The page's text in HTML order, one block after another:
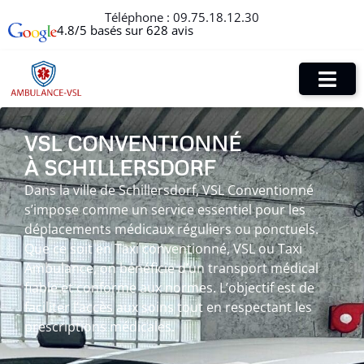
Téléphone : 09.75.18.12.30
4.8/5 basés sur 628 avis
VSL CONVENTIONNÉ
À SCHILLERSDORF
Dans la ville de Schillersdorf, VSL Conventionné
s’impose comme un service essentiel pour les
déplacements médicaux réguliers ou ponctuels.
Que ce soit en Taxi conventionné, VSL ou Taxi
Ambulance, on bénéficie d’un transport médical
fiable et conforme aux normes. L’objectif est de
faciliter l’accès aux soins tout en respectant les
prescriptions médicales.